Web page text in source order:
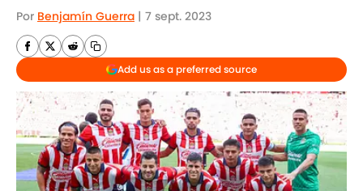
Por Benjamín Guerra | 7 sept. 2023
Add us as a preferred source